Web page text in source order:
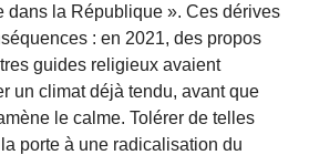
dans la République ». Ces dérives
: en 2021, des propos
guides religieux avaient
un climat déjà tendu, avant que
le calme. Tolérer de telles
porte à une radicalisation du